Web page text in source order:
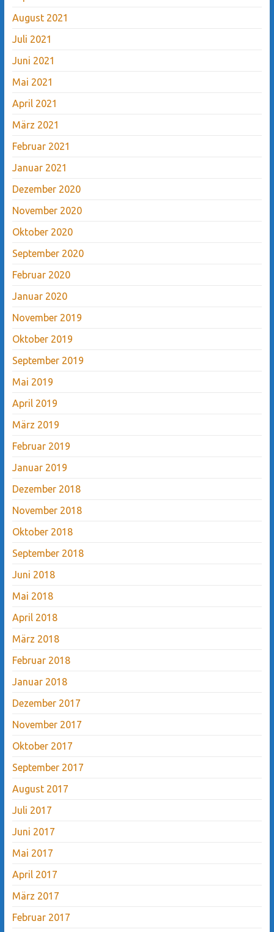
August 2021
Juli 2021
Juni 2021
Mai 2021
April 2021
März 2021
Februar 2021
Januar 2021
Dezember 2020
November 2020
Oktober 2020
September 2020
Februar 2020
Januar 2020
November 2019
Oktober 2019
September 2019
Mai 2019
April 2019
März 2019
Februar 2019
Januar 2019
Dezember 2018
November 2018
Oktober 2018
September 2018
Juni 2018
Mai 2018
April 2018
März 2018
Februar 2018
Januar 2018
Dezember 2017
November 2017
Oktober 2017
September 2017
August 2017
Juli 2017
Juni 2017
Mai 2017
April 2017
März 2017
Februar 2017